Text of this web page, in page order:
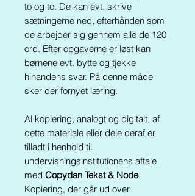
to og to. De kan evt. skrive
sætningerne ned, efterhånden som
de arbejder sig gennem alle de 120
ord. Efter opgaverne er løst kan
børnene evt. bytte og tjekke
hinandens svar. På denne måde
sker der fornyet læring.
Al kopiering, analogt og digitalt, af
dette materiale eller dele deraf er
tilladt i henhold til
undervisningsinstitutionens aftale
med Copydan Tekst & Node.
Kopiering, der går ud over